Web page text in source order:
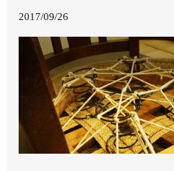
2017/09/26